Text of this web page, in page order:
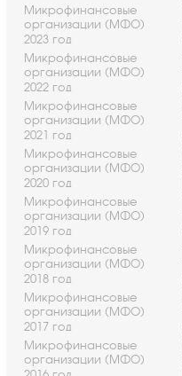
Микрофинансовые
организации (МФО)
2023 год
Микрофинансовые
организации (МФО)
2022 год
Микрофинансовые
организации (МФО)
2021 год
Микрофинансовые
организации (МФО)
2020 год
Микрофинансовые
организации (МФО)
2019 год
Микрофинансовые
организации (МФО)
2018 год
Микрофинансовые
организации (МФО)
2017 год
Микрофинансовые
организации (МФО)